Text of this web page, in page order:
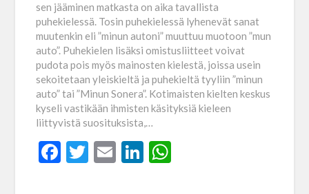
sen jääminen matkasta on aika tavallista
puhekielessä. Tosin puhekielessä lyhenevät sanat
muutenkin eli ”minun autoni” muuttuu muotoon ”mun
auto”. Puhekielen lisäksi omistusliitteet voivat
pudota pois myös mainosten kielestä, joissa usein
sekoitetaan yleiskieltä ja puhekieltä tyyliin ”minun
auto” tai ”Minun Sonera”. Kotimaisten kielten keskus
kyseli vastikään ihmisten käsityksiä kieleen
liittyvistä suosituksista,…
Facebook
Twitter
EmailLinkedIn